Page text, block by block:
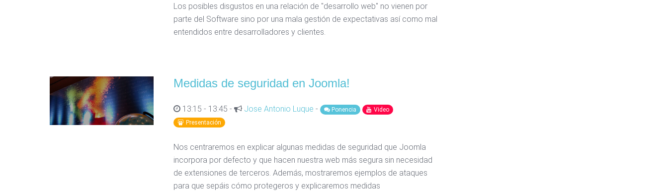
Los posibles disgustos en una relación de "desarrollo web" no vienen por
parte del Software sino por una mala gestión de expectativas así como mal
entendidos entre desarrolladores y clientes.
Medidas de seguridad en Joomla!
13:15 - 13:45 - Jose Antonio Luque - Ponencia
Video
Presentación
Nos centraremos en explicar algunas medidas de seguridad que Joomla
incorpora por defecto y que hacen nuestra web más segura sin necesidad
de extensiones de terceros. Además, mostraremos ejemplos de ataques
para que sepáis cómo protegeros y explicaremos medidas